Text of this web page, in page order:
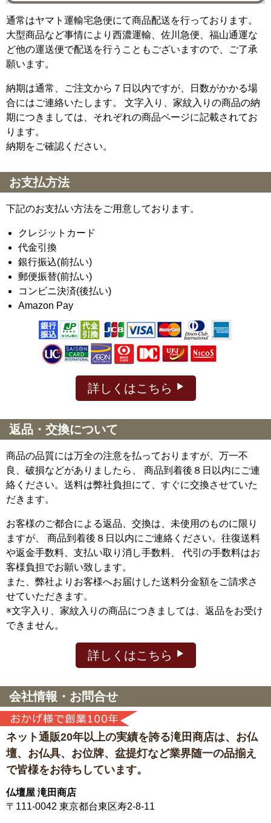
通常はヤマト運輸宅急便にて商品配送を行っております。
大型商品など事情により西濃運輸、佐川急便、福山通運な
ど他の運送便で配送を行うこともございますので、ご了承
願います。
納期は通常、ご注文から７日以内ですが、日数がかかる場
合にはご連絡いたします。 文字入り、家紋入りの商品の納
期につきましては、それぞれの商品ページに記載されてお
ります。
納期をご確認ください。
お支払方法
下記のお支払い方法をご用意しております。
クレジットカード
代金引換
銀行振込(前払い)
郵便振替(前払い)
コンビニ決済(後払い)
Amazon Pay
詳しくはこちら
返品・交換について
商品の品質には万全の注意を払っておりますが、万一不
良、破損などがありましたら、 商品到着後８日以内にご連
絡ください。送料は弊社負担にて、すぐに交換させていた
だきます。
お客様のご都合による返品、交換は、未使用のものに限り
ますが、
商品到着後８日以内にご連絡ください。往復送料
や返金手数料、支払い取り消し手数料、 代引の手数料はお
客様負担でお願い致します。
また、弊社よりお客様へお届けした送料分金額をご請求さ
せていただきます。
※文字入り、家紋入りの商品につきましては、返品をお受け
できません。
詳しくはこちら
会社情報・お問合せ
ネット通販20年以上の実績を誇る滝田商店は、 お仏
壇、お仏具、お位牌、盆提灯など業界随一の品揃え
で皆様をお待ちしています。
仏壇屋 滝田商店
〒111-0042 東京都台東区寿2-8-11